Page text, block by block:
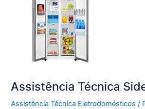
Assistência Técnica
Assistência Técnica Eletrodomésticos /